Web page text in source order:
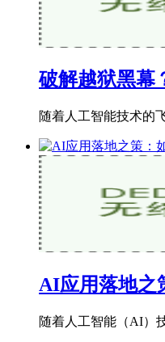
破解越狱黑幕
随着人工智能技术的
AI应用落地之
随着人工智能（AI）